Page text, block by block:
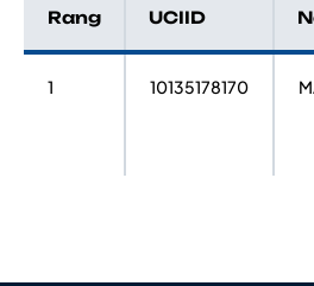
Rang UCIID
1 10135178170